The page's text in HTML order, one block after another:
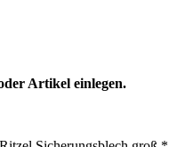
Artikel einlegen.